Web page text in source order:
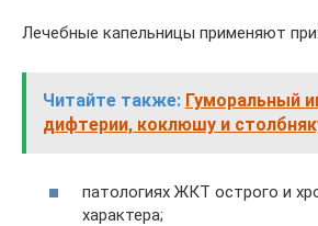
Лечебные капельницы применяют при:
Читайте также: Гуморальный
дифтерии, коклюшу и
патологиях ЖКТ острого и
характера;